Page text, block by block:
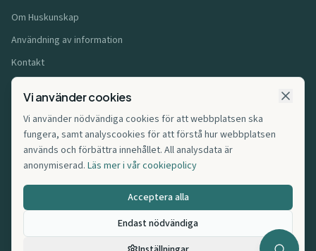
Om Huskunskap
Användning av information
Kontakt
Användarvillkor
Cookiepolicy
Affiliatepolicy
Cookie-inställningar
Huskunskap.se. Alla rättigheter förbehållna.
Vi använder cookies
Vi använder nödvändiga cookies för att webbplatsen ska
fungera, samt analyscookies för att förstå hur webbplatsen
används och förbättra innehållet. All analysdata är
anonymiserad. Läs mer i vår cookiepolicy
Acceptera alla
Endast nödvändiga